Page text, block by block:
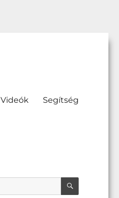
Videók Segítség
KERESÉS